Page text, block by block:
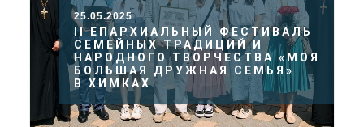
25.05.2025
II ЕПАРХИАЛЬНЫЙ ФЕСТИВАЛЬ
СЕМЕЙНЫХ ТРАДИЦИЙ И
НАРОДНОГО ТВОРЧЕСТВА «МОЯ
БОЛЬШАЯ ДРУЖНАЯ СЕМЬЯ»
В ХИМКАХ